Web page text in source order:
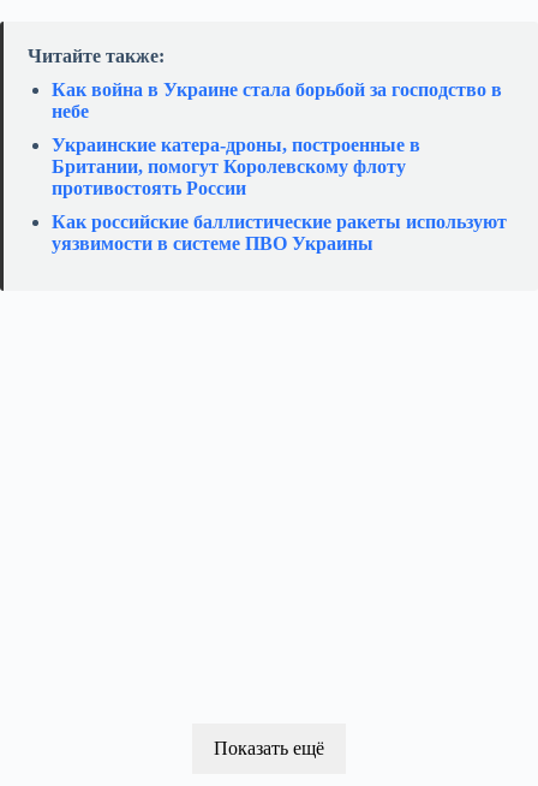
Читайте также:
Как война в Украине стала борьбой за господство в
небе
Украинские катера‑дроны, построенные в
Британии, помогут Королевскому флоту
противостоять России
Как российские баллистические ракеты используют
уязвимости в системе ПВО Украины
Показать ещё